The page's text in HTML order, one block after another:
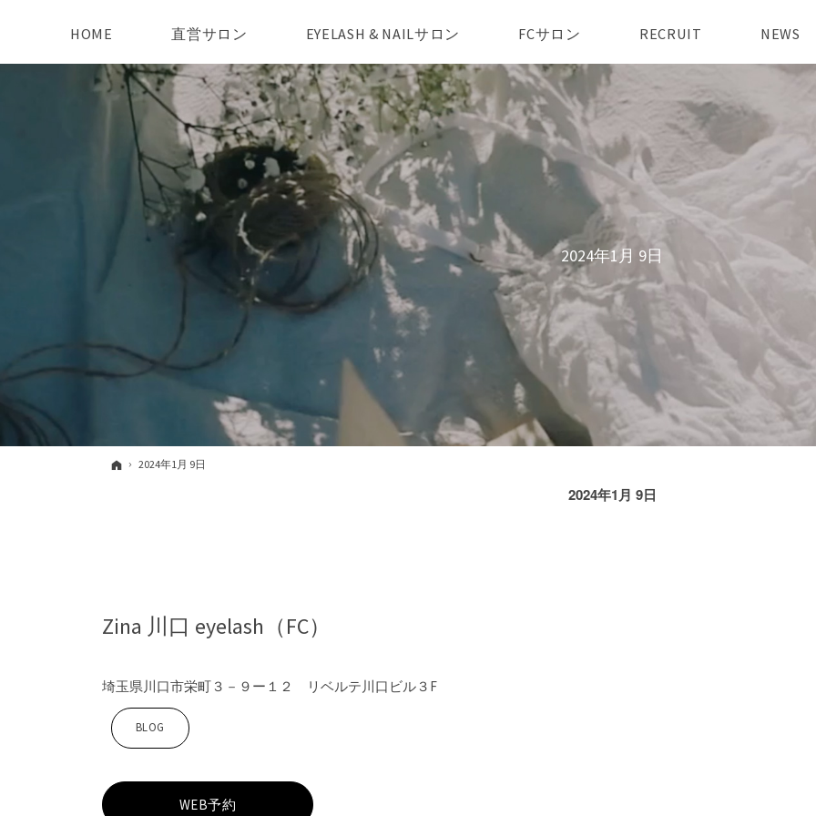
2024年1月 9日
ホーム
2024年1月 9日
2024年1月 9日
Zina 川口 eyelash（FC）
埼玉県川口市栄町３－９ー１２ リベルテ川口ビル３F
Z
i
BLOG
WEB予約
HOME 直営サロン EYELASH & NAILサロン FCサロン RECRUIT NEWS